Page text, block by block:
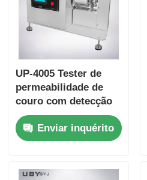
UP-4005 Tester de
permeabilidade de
couro com detecção
de pesagem de
precisão e controlo
constante de umidade
equipamento de
Enviar inquérito